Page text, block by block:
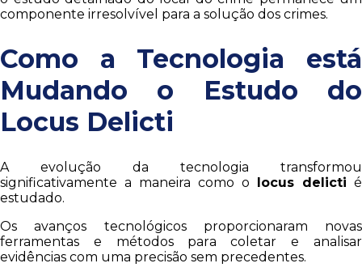
componente irresolvível para a solução dos crimes.
Como a Tecnologia está
Mudando o Estudo do
Locus Delicti
A evolução da tecnologia transformou
significativamente a maneira como o locus delicti é
estudado.
Os avanços tecnológicos proporcionaram novas
ferramentas e métodos para coletar e analisar
evidências com uma precisão sem precedentes.